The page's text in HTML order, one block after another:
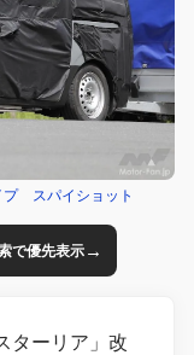
スパイショット
で優先表示→
ターリア」改